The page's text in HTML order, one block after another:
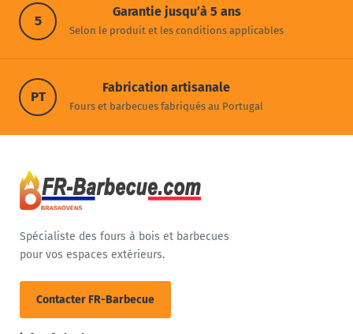
5
Garantie jusqu’à 5 ans
Selon le produit et les conditions applicables
PT
Fabrication artisanale
Fours et barbecues fabriqués au Portugal
Spécialiste des fours à bois et barbecues
pour vos espaces extérieurs.
Contacter FR-Barbecue